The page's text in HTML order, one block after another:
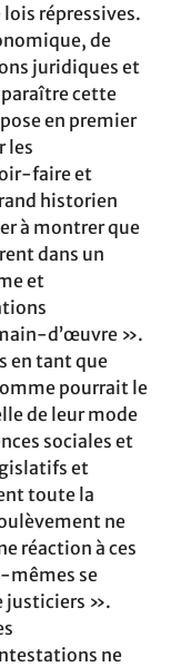
répressives.
de
juridiques et
cette
en premier
les
faire et
historien
à montrer que
dans un
et
d’œuvre ».
en tant que
pourrait le
de leur mode
sociales et
et
toute la
ne
réaction à ces
mêmes se
justiciers ».
ne